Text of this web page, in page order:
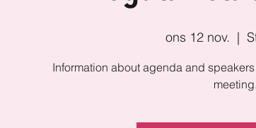
ons 12 nov.
  |
Information about agenda and
meeting.